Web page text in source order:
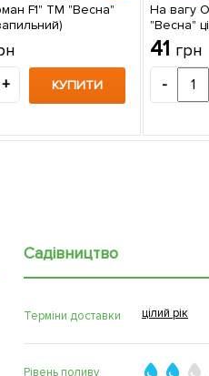
F1" ТМ "Весна"
+ КУПИТИ
На вагу
"Весна"
41 грн
-
Садівництво
Терміни доставки цілий рік
Рівень поливу